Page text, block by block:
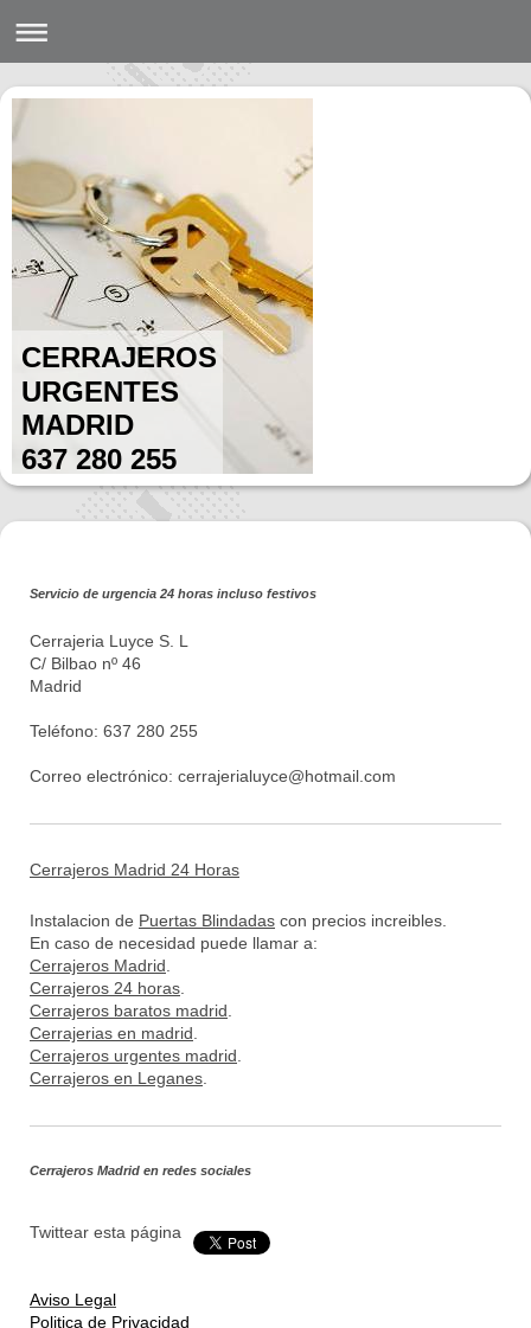
CERRAJEROS
URGENTES
MADRID
637 280 255
Servicio de urgencia 24 horas incluso festivos
Cerrajeria Luyce S. L
C/ Bilbao nº 46
Madrid
Teléfono: 637 280 255
Correo electrónico: cerrajerialuyce@hotmail.com
Cerrajeros Madrid 24 Horas
Instalacion de Puertas Blindadas con precios increibles.
En caso de necesidad puede llamar a:
Cerrajeros Madrid
Cerrajeros 24 horas
Cerrajeros baratos madrid
Cerrajerias en madrid
Cerrajeros urgentes madrid
Cerrajeros en Leganes
Cerrajeros Madrid en redes sociales
Twittear esta página
Aviso Legal
Politica de Privacidad